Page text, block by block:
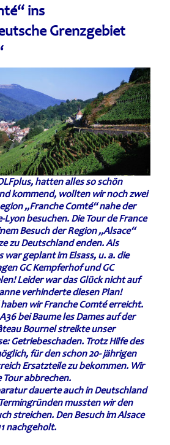
ins
Grenzgebiet
hatten alles so schön
kommend, wollten wir noch zwei
„Franche Comté“ nahe der
besuchen. Die Tour de France
Besuch der Region „Alsace“
zu Deutschland enden. Als
geplant im Elsass, u. a. die
GC Kempferhof und GC
Leider war das Glück nicht auf
verhinderte diesen Plan!
wir Franche Comté erreicht.
bei Baume les Dames auf der
Bournel streikte unser
Getriebeschaden. Trotz Hilfe des
für den schon 20- jährigen
Ersatzteile zu bekommen. Wir
Tour abbrechen.
dauerte auch in Deutschland
mussten wir den
streichen. Den Besuch im Alsace
nachgeholt.